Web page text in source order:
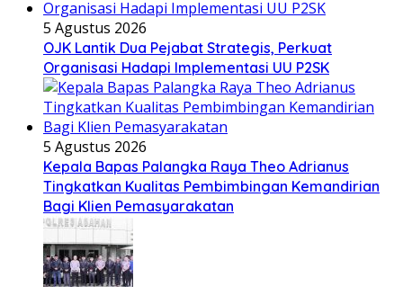
5 Agustus 2026
OJK Lantik Dua Pejabat Strategis, Perkuat
Organisasi Hadapi Implementasi UU P2SK
5 Agustus 2026
Kepala Bapas Palangka Raya Theo Adrianus
Tingkatkan Kualitas Pembimbingan Kemandirian
Bagi Klien Pemasyarakatan